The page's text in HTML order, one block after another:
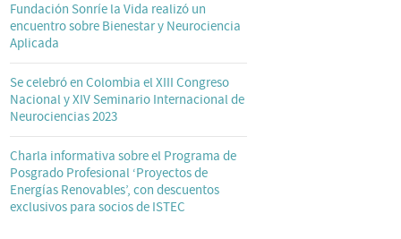
Fundación Sonríe la Vida realizó un
encuentro sobre Bienestar y Neurociencia
Aplicada
Se celebró en Colombia el XIII Congreso
Nacional y XIV Seminario Internacional de
Neurociencias 2023
Charla informativa sobre el Programa de
Posgrado Profesional ‘Proyectos de
Energías Renovables’, con descuentos
exclusivos para socios de ISTEC